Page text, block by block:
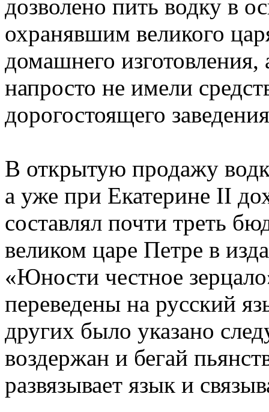
дозволено пить водку в
охранявшим великого
домашнего
напросто не имели
дорогостоящего
В открытую продажу
а уже при Екатерине II
составлял почти треть
великом царе Петре в
«Юности честное
переведены на русский
других было указано
воздержан и бегай
развязывает язык и